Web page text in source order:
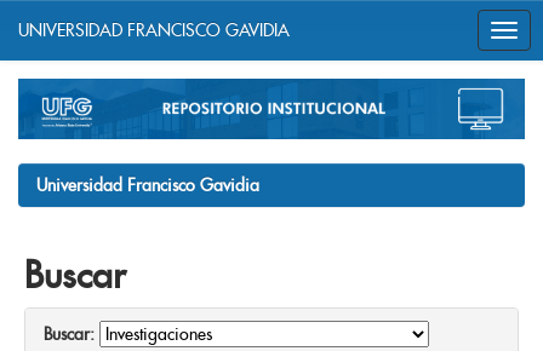
navigation
UNIVERSIDAD FRANCISCO GAVIDIA
Universidad Francisco Gavidia
Buscar
Buscar: